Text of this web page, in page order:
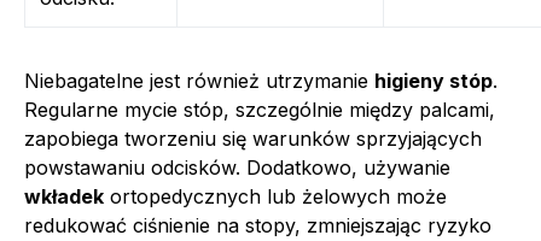
Niebagatelne jest również utrzymanie higieny stóp.
Regularne mycie stóp, szczególnie między palcami,
zapobiega tworzeniu się warunków sprzyjających
powstawaniu odcisków. Dodatkowo, używanie
wkładek ortopedycznych lub żelowych może
redukować ciśnienie na stopy, zmniejszając ryzyko